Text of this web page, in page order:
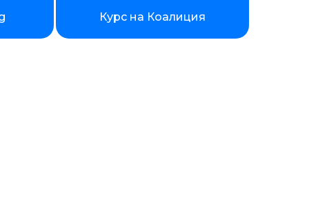
Курс на Коалиция